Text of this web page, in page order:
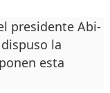
presidente Abi­
la
esta